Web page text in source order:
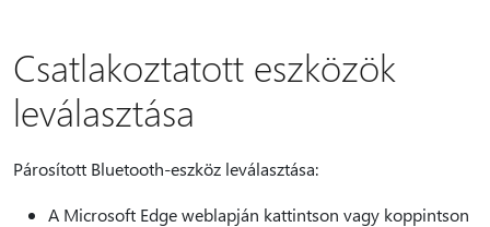
Csatlakoztatott eszközök
leválasztása
Párosított Bluetooth-eszköz leválasztása:
A Microsoft Edge weblapján kattintson vagy koppintson